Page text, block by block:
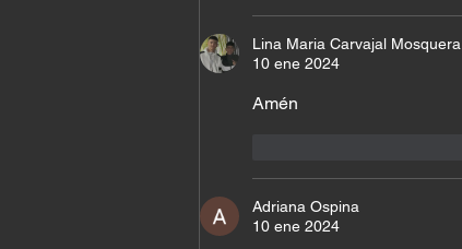
Lina Maria Carvajal Mosquera
10 ene 2024
Amén
Adriana Ospina
10 ene 2024